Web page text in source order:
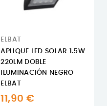
ELBAT
APLIQUE LED SOLAR 1.5W
220LM DOBLE
ILUMINACIÓN NEGRO
ELBAT
11,90 €